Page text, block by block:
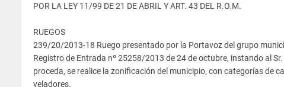
POR LA LEY 11/99 DE 21 DE ABRIL Y ART. 43 DEL R.O.M.
RUEGOS
239/20/2013-18 Ruego presentado por la Portavoz del grupo
Registro de Entrada nº 25258/2013 de 24 de octubre, instando al
proceda, se realice la zonificación del municipio, con categorías de
veladores.